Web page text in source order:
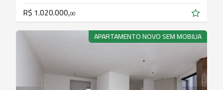
R$ 1.020.000,00
APARTAMENTO NOVO SEM MOBILIA